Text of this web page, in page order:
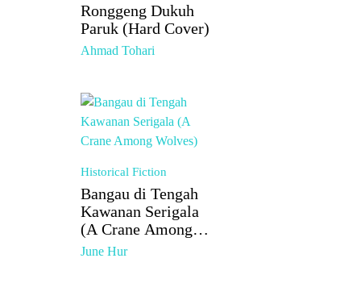
Ronggeng Dukuh
Paruk (Hard Cover)
Ahmad Tohari
Historical Fiction
Bangau di Tengah
Kawanan Serigala
(A Crane Among
Wolves)
June Hur